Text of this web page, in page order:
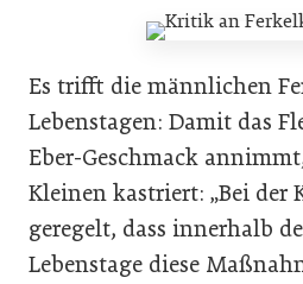
Es trifft die männlichen
Lebenstagen: Damit das
Eber-Geschmack
Kleinen kastriert: „Bei der
geregelt, dass innerhalb
Lebenstage diese